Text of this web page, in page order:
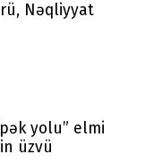
Nəqliyyat
yolu” elmi
üzvü